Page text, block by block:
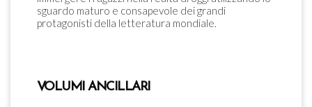
sguardo maturo e consapevole dei grandi
protagonisti della letteratura mondiale.
VOLUMI ANCILLARI